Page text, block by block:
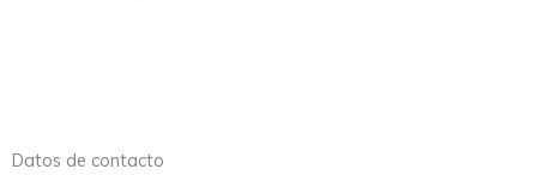
Datos de contacto